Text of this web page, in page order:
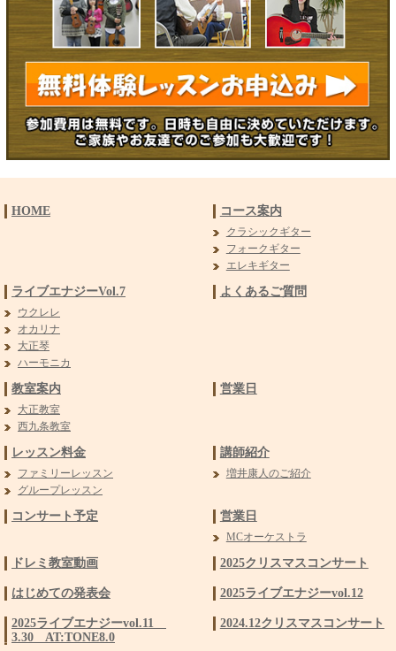
HOME コース案内
クラシックギター
フォークギター
エレキギター
ライブエナジーVol.7
ウクレレ
オカリナ
大正琴
ハーモニカ
よくあるご質問
教室案内
大正教室
西九条教室
営業日
レッスン料金
ファミリーレッスン
グループレッスン
講師紹介
増井康人のご紹介
コンサート予定 営業日
MCオーケストラ
ドレミ教室動画 2025クリスマスコンサート
はじめての発表会 2025ライブエナジーvol.12
2025ライブエナジーvol.11
3.30 AT:TONE8.0
2024.12クリスマスコンサート